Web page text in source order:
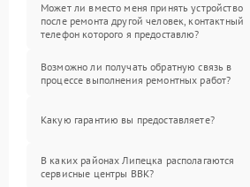
Может ли вместо меня принять устройство
после ремонта другой человек, контактный
телефон которого я предоставлю?
Возможно ли получать обратную связь в
процессе выполнения ремонтных работ?
Какую гарантию вы предоставляете?
В каких районах Липецка располагаются
сервисные центры BBK?